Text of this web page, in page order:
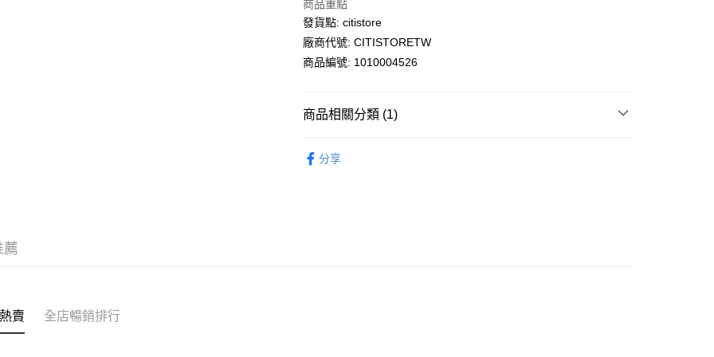
PayMe
WeChat Pay
每筆HK$100.00，滿HK$500.00或以上免運費
商品重點
發貨點: citistore
廠商代號: CITISTORETW
商品編號: 1010004526
商品相關分類 (1)
分享
薦
賣 全店暢銷排行